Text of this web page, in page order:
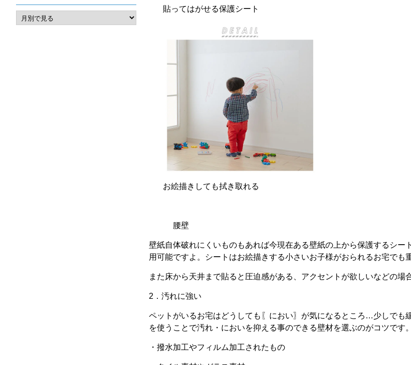
貼ってはがせる保護シート
お絵描きしても拭き取れる
腰壁
壁紙自体破れにくいものもあれば今現在ある壁紙の上から保護するシ
用可能ですよ。シートはお絵描きする小さいお子様がおられるお宅でも
また床から天井まで貼ると圧迫感がある、アクセントが欲しいなどの場
2． 汚れに強い
ペットがいるお宅はどうしても〖におい〗が気になるところ…少しで
を使うことで汚れ・においを抑える事のできる壁材を選ぶのがコツです。
・撥水加工やフィルム加工されたもの